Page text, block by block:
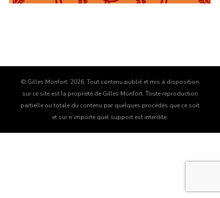
I need to register|Lost your password?
© Gilles Monfort, 2026. Tout contenu publié et mis à disposition
sur ce site est la propriété de Gilles Monfort. Toute reproduction
partielle ou totale du contenu par quelques procédés que ce soit
et sur n’importe quel support est interdite.